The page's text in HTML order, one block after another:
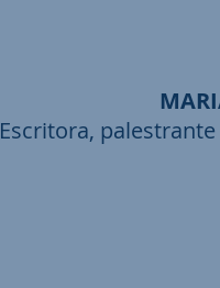
Escritora,